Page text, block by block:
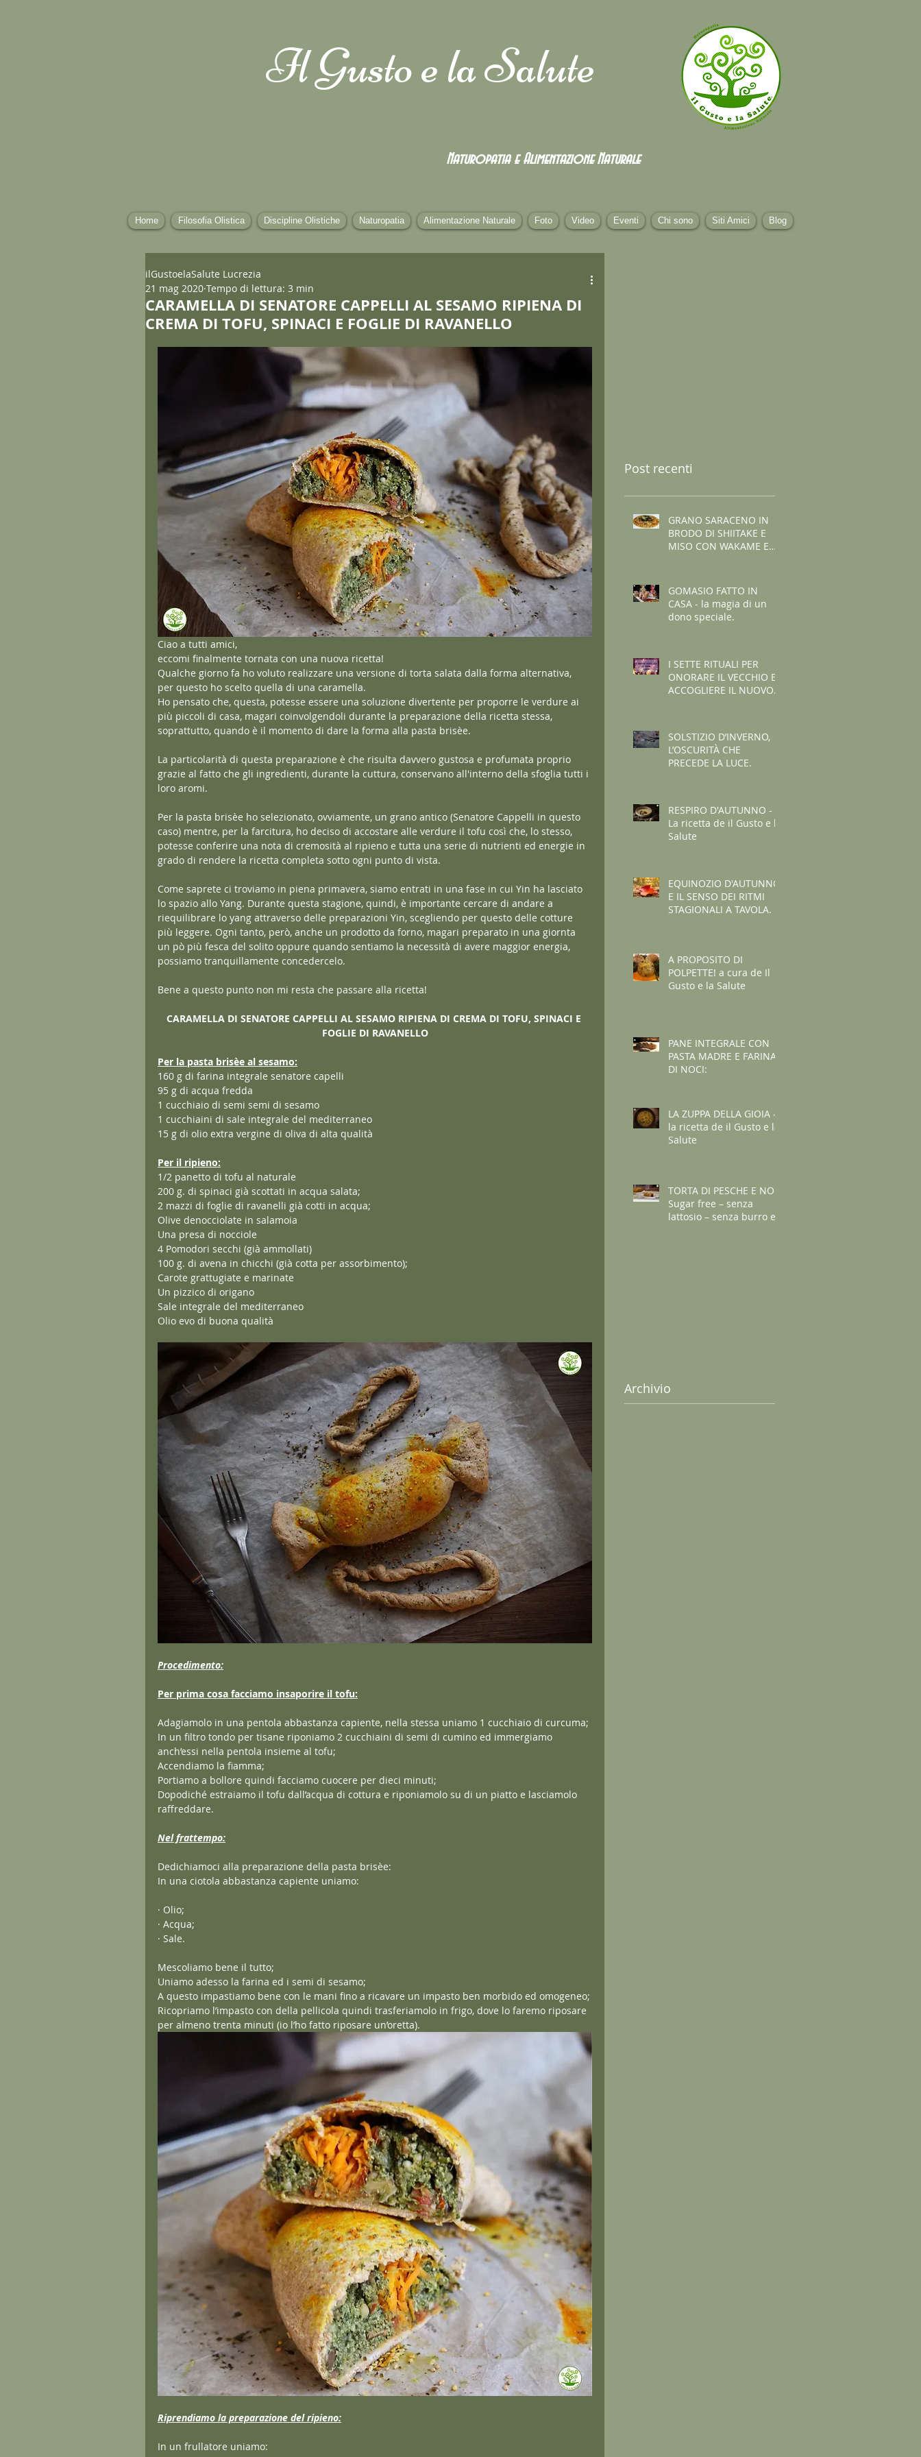
Il Gusto e la Salute
Naturopatia e Alimentazione Naturale
Home Filosofia Olistica Discipline Olistiche Naturopatia Alimentazione Naturale Foto Video Eventi Chi sono Siti Amici Blog
CARAMELLA DI SENATORE CAPPELLI AL SESAMO RIPIENA DI
CREMA DI TOFU, SPINACI E FOGLIE DI RAVANELLO
ilGustoelaSalute Lucrezia
21 mag 2020 Tempo di lettura: 3 min
Ciao a tutti amici,
eccomi finalmente tornata con una nuova ricetta!
Qualche giorno fa ho voluto realizzare una versione di torta salata dalla forma alternativa,
per questo ho scelto quella di una caramella.
Ho pensato che, questa, potesse essere una soluzione divertente per proporre le verdure ai
più piccoli di casa, magari coinvolgendoli durante la preparazione della ricetta stessa,
soprattutto, quando è il momento di dare la forma alla pasta brisèe.
La particolarità di questa preparazione è che risulta davvero gustosa e profumata proprio
grazie al fatto che gli ingredienti, durante la cuttura, conservano all'interno della sfoglia tutti i
loro aromi.
Per la pasta brisèe ho selezionato, ovviamente, un grano antico (Senatore Cappelli in questo
caso) mentre, per la farcitura, ho deciso di accostare alle verdure il tofu così che, lo stesso,
potesse conferire una nota di cremosità al ripieno e tutta una serie di nutrienti ed energie in
grado di rendere la ricetta completa sotto ogni punto di vista.
Come saprete ci troviamo in piena primavera, siamo entrati in una fase in cui Yin ha lasciato
lo spazio allo Yang. Durante questa stagione, quindi, è importante cercare di andare a
riequilibrare lo yang attraverso delle preparazioni Yin, scegliendo per questo delle cotture
più leggere. Ogni tanto, però, anche un prodotto da forno, magari preparato in una giornta
un pò più fesca del solito oppure quando sentiamo la necessità di avere maggior energia,
possiamo tranquillamente concedercelo.
Bene a questo punto non mi resta che passare alla ricetta!
CARAMELLA DI SENATORE CAPPELLI AL SESAMO RIPIENA DI CREMA DI TOFU, SPINACI E
FOGLIE DI RAVANELLO
Per la pasta brisèe al sesamo:
160 g di farina integrale senatore capelli
95 g di acqua fredda
1 cucchiaio di semi semi di sesamo
1 cucchiaini di sale integrale del mediterraneo
15 g di olio extra vergine di oliva di alta qualità
Per il ripieno:
1/2 panetto di tofu al naturale
200 g. di spinaci già scottati in acqua salata;
2 mazzi di foglie di ravanelli già cotti in acqua;
Olive denocciolate in salamoia
Una presa di nocciole
4 Pomodori secchi (già ammollati)
100 g. di avena in chicchi (già cotta per assorbimento);
Carote grattugiate e marinate
Un pizzico di origano
Sale integrale del mediterraneo
Olio evo di buona qualità
Procedimento:
Per prima cosa facciamo insaporire il tofu:
Adagiamolo in una pentola abbastanza capiente, nella stessa uniamo 1 cucchiaio di curcuma;
In un filtro tondo per tisane riponiamo 2 cucchiaini di semi di cumino ed immergiamo
anch’essi nella pentola insieme al tofu;
Accendiamo la fiamma;
Portiamo a bollore quindi facciamo cuocere per dieci minuti;
Dopodiché estraiamo il tofu dall’acqua di cottura e riponiamolo su di un piatto e lasciamolo
raffreddare.
Nel frattempo:
Dedichiamoci alla preparazione della pasta brisèe:
In una ciotola abbastanza capiente uniamo:
· Olio;
· Acqua;
· Sale.
Mescoliamo bene il tutto;
Uniamo adesso la farina ed i semi di sesamo;
A questo impastiamo bene con le mani fino a ricavare un impasto ben morbido ed omogeneo;
Ricopriamo l’impasto con della pellicola quindi trasferiamolo in frigo, dove lo faremo riposare
per almeno trenta minuti (io l’ho fatto riposare un’oretta).
Riprendiamo la preparazione del ripieno:
In un frullatore uniamo:
Post recenti
GRANO SARACENO IN
BRODO DI SHIITAKE E
MISO CON WAKAME E
GOMASIO FATTO IN
CASA - la magia di un
dono speciale.
I SETTE RITUALI PER
ONORARE IL VECCHIO E
ACCOGLIERE IL NUOVO -
SOLSTIZIO D’INVERNO,
L’OSCURITÀ CHE
PRECEDE LA LUCE.
RESPIRO D'AUTUNNO -
La ricetta de il Gusto e la
Salute
EQUINOZIO D'AUTUNNO
E IL SENSO DEI RITMI
STAGIONALI A TAVOLA.
A PROPOSITO DI
POLPETTE! a cura de Il
Gusto e la Salute
PANE INTEGRALE CON
PASTA MADRE E FARINA
DI NOCI:
LA ZUPPA DELLA GIOIA -
la ricetta de il Gusto e la
Salute
TORTA DI PESCHE E NOCI
Sugar free – senza
lattosio – senza burro e
Archivio